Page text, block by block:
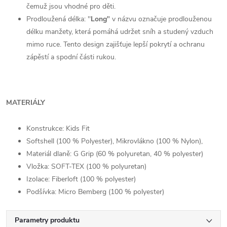
čemuž jsou vhodné pro děti.
Prodloužená délka: ''Long'' v názvu označuje prodlouženou
délku manžety, která pomáhá udržet sníh a studený vzduch
mimo ruce. Tento design zajišťuje lepší pokrytí a ochranu
zápěstí a spodní části rukou.
MATERIÁLY
Konstrukce: Kids Fit
Softshell (100 % Polyester), Mikrovlákno (100 % Nylon),
Materiál dlaně: G Grip (60 % polyuretan, 40 % polyester)
Vložka: SOFT-TEX (100 % polyuretan)
Izolace: Fiberloft (100 % polyester)
Podšívka: Micro Bemberg (100 % polyester)
Parametry produktu